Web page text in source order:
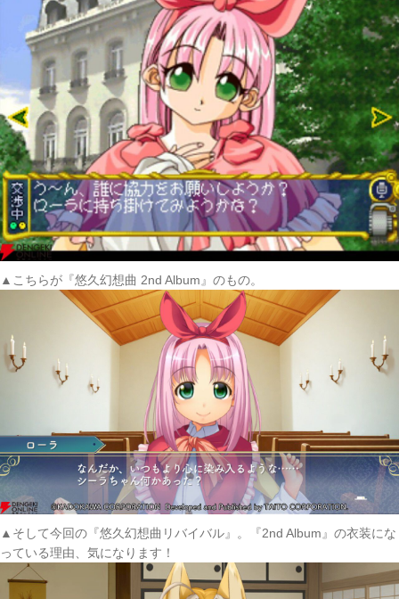
▲こちらが『悠久幻想曲 2nd Album』のもの。
▲そして今回の『悠久幻想曲リバイバル』。『2nd Album』の衣装にな
っている理由、気になります！